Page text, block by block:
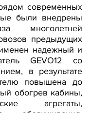
современных
были внедрены
многолетней
предыдущих
надежный и
GEVO12 со
в результате
повышена до
обогрев кабины,
агрегаты,